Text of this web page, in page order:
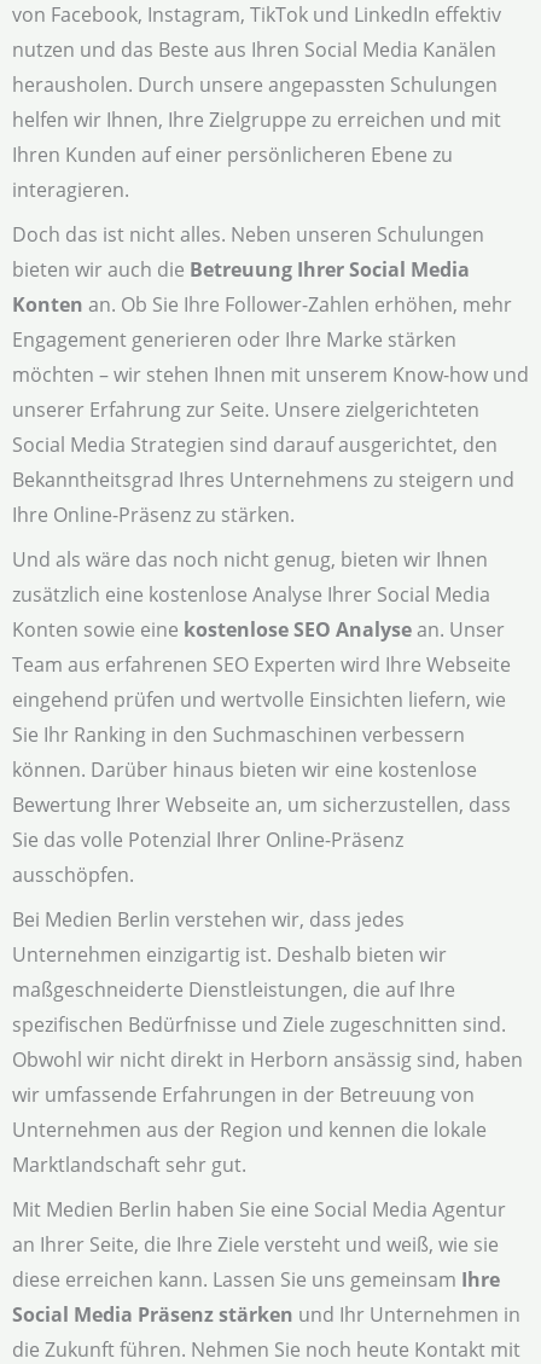
von Facebook, Instagram, TikTok und LinkedIn effektiv
nutzen und das Beste aus Ihren Social Media Kanälen
herausholen. Durch unsere angepassten Schulungen
helfen wir Ihnen, Ihre Zielgruppe zu erreichen und mit
Ihren Kunden auf einer persönlicheren Ebene zu
interagieren.
Doch das ist nicht alles. Neben unseren Schulungen
bieten wir auch die Betreuung Ihrer Social Media
Konten an. Ob Sie Ihre Follower-Zahlen erhöhen, mehr
Engagement generieren oder Ihre Marke stärken
möchten – wir stehen Ihnen mit unserem Know-how und
unserer Erfahrung zur Seite. Unsere zielgerichteten
Social Media Strategien sind darauf ausgerichtet, den
Bekanntheitsgrad Ihres Unternehmens zu steigern und
Ihre Online-Präsenz zu stärken.
Und als wäre das noch nicht genug, bieten wir Ihnen
zusätzlich eine kostenlose Analyse Ihrer Social Media
Konten sowie eine kostenlose SEO Analysean. Unser
Team aus erfahrenen SEO Experten wird Ihre Webseite
eingehend prüfen und wertvolle Einsichten liefern, wie
Sie Ihr Ranking in den Suchmaschinen verbessern
können. Darüber hinaus bieten wir eine kostenlose
Bewertung Ihrer Webseite an, um sicherzustellen, dass
Sie das volle Potenzial Ihrer Online-Präsenz
ausschöpfen.
Bei Medien Berlin verstehen wir, dass jedes
Unternehmen einzigartig ist. Deshalb bieten wir
maßgeschneiderte Dienstleistungen, die auf Ihre
spezifischen Bedürfnisse und Ziele zugeschnitten sind.
Obwohl wir nicht direkt in Herborn ansässig sind, haben
wir umfassende Erfahrungen in der Betreuung von
Unternehmen aus der Region und kennen die lokale
Marktlandschaft sehr gut.
Mit Medien Berlin haben Sie eine Social Media Agentur
an Ihrer Seite, die Ihre Ziele versteht und weiß, wie sie
diese erreichen kann. Lassen Sie uns gemeinsam Ihre
Social Media Präsenz stärken und Ihr Unternehmen in
die Zukunft führen. Nehmen Sie noch heute Kontakt mit